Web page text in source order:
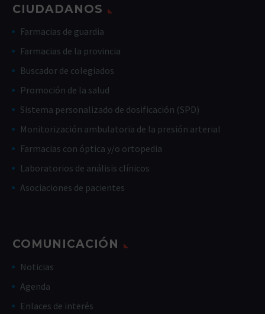
CIUDADANOS
Farmacias de guardia
Farmacias de la provincia
Buscador de colegiados
Promoción de la salud
Sistema personalizado de dosificación (SPD)
Monitorización ambulatoria de la presión arterial
Farmacias con óptica y/o ortopedia
Laboratorios de análisis clínicos
Asociaciones de pacientes
COMUNICACIÓN
Noticias
Agenda
Enlaces de interés